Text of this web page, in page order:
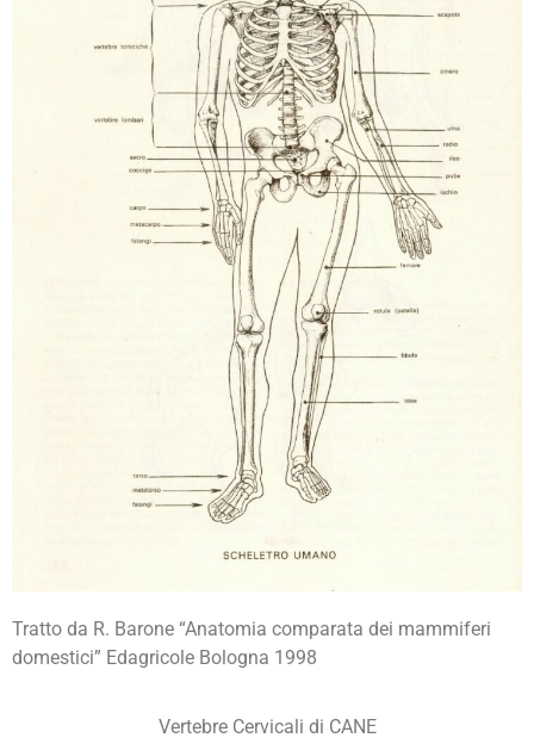
Tratto da R. Barone “Anatomia comparata dei mammiferi
domestici” Edagricole Bologna 1998
Vertebre Cervicali di CANE